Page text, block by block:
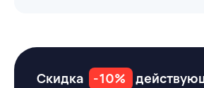
Скидка -10%